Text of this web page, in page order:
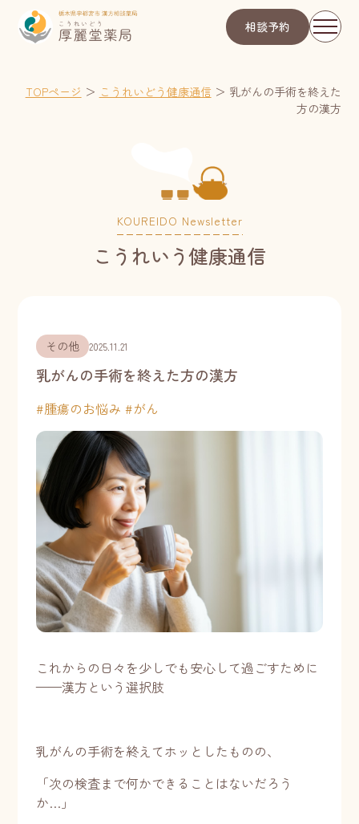
相談予約
TOPページ ＞ こうれいどう健康通信 ＞ 乳がんの手術を終えた
方の漢方
KOUREIDO Newsletter
こうれいう健康通信
その他 2025.11.21
乳がんの手術を終えた方の漢方
#腫瘍のお悩み #がん
これからの日々を少しでも安心して過ごすために
——漢方という選択肢
乳がんの手術を終えてホッとしたものの、
「次の検査まで何かできることはないだろう
か…」